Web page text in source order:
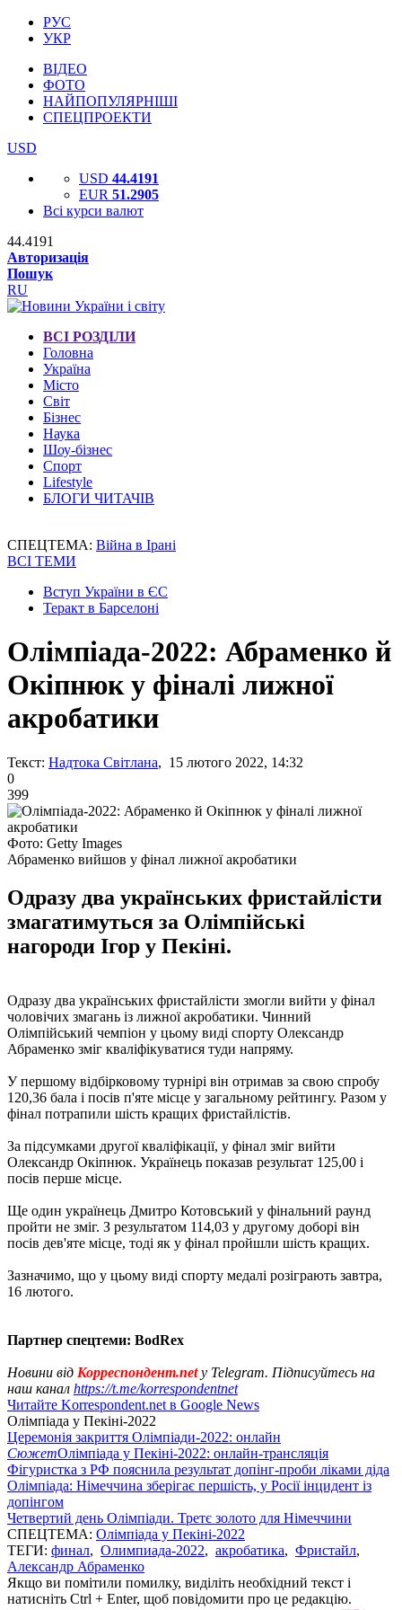
РУС
УКР
ВІДЕО
ФОТО
НАЙПОПУЛЯРНІШІ
СПЕЦПРОЕКТИ
USD
USD 44.4191
EUR 51.2905
Всі курси валют
44.4191
Авторизація
Пошук
RU
ВСІ РОЗДІЛИ
Головна
Україна
Місто
Світ
Бізнес
Наука
Шоу-бізнес
Спорт
Lifestyle
БЛОГИ ЧИТАЧІВ
СПЕЦТЕМА: Війна в Ірані
ВСІ ТЕМИ
Вступ України в ЄС
Теракт в Барселоні
Олімпіада-2022: Абраменко й
Окіпнюк у фіналі лижної
акробатики
Текст: Надтока Світлана, 15 лютого 2022, 14:32
0
399
Фото: Getty Images
Абраменко вийшов у фінал лижної акробатики
Одразу два українських фристайлісти
змагатимуться за Олімпійські
нагороди Ігор у Пекіні.
Одразу два українських фристайлісти змогли вийти у фінал
чоловічих змагань із лижної акробатики. Чинний
Олімпійський чемпіон у цьому виді спорту Олександр
Абраменко зміг кваліфікуватися туди напряму.
У першому відбірковому турнірі він отримав за свою спробу
120,36 бала і посів п'яте місце у загальному рейтингу. Разом у
фінал потрапили шість кращих фристайлістів.
За підсумками другої кваліфікації, у фінал зміг вийти
Олександр Окіпнюк. Українець показав результат 125,00 і
посів перше місце.
Ще один українець Дмитро Котовський у фінальний раунд
пройти не зміг. З результатом 114,03 у другому доборі він
посів дев'яте місце, тоді як у фінал пройшли шість кращих.
Зазначимо, що у цьому виді спорту медалі розіграють завтра,
16 лютого.
Партнер спецтеми: BodRex
Новини від Корреспондент.netу Telegram. Підписуйтесь на
наш канал https://t.me/korrespondentnet
Читайте Korrespondent.net в Google News
Олімпіада у Пекіні-2022
Церемонія закриття Олімпіади-2022: онлайн
СюжетОлімпіада у Пекіні-2022: онлайн-трансляція
Фігуристка з РФ пояснила результат допінг-проби ліками діда
Олімпіада: Німеччина зберігає першість, у Росії інцидент із
допінгом
Четвертий день Олімпіади. Третє золото для Німеччини
СПЕЦТЕМА: Олімпіада у Пекіні-2022
ТЕГИ: финал, Олимпиада-2022, акробатика, Фристайл,
Александр Абраменко
Якщо ви помітили помилку, виділіть необхідний текст і
натисніть Ctrl + Enter, щоб повідомити про це редакцію.